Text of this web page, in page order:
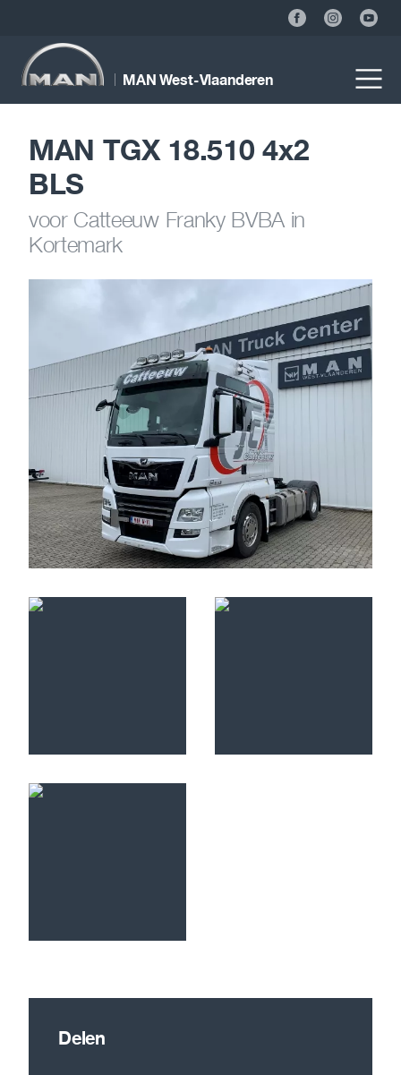
MAN West-Vlaanderen
MAN TGX 18.510 4x2
BLS
voor Catteeuw Franky BVBA in
Kortemark
Delen